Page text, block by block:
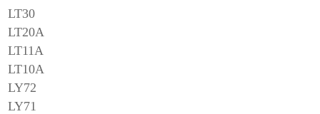
LT30
LT20A
LT11A
LT10A
LY72
LY71